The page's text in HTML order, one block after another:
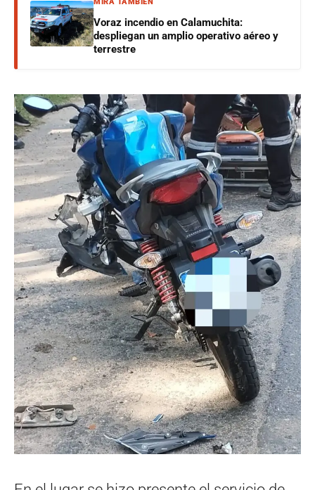
Voraz incendio en Calamuchita:
despliegan un amplio operativo aéreo y
terrestre